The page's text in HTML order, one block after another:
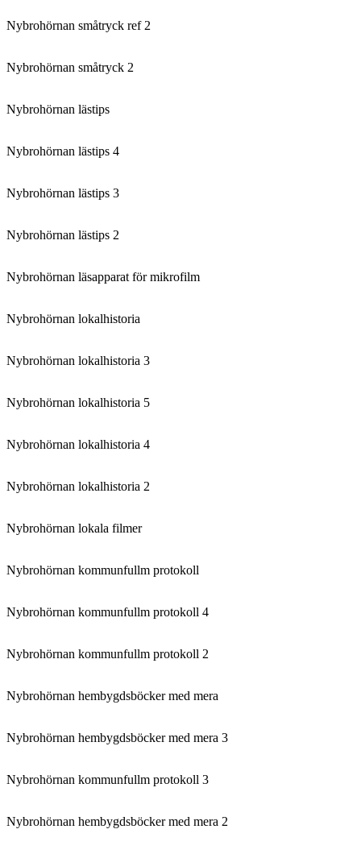
Nybrohörnan småtryck ref 2
Nybrohörnan småtryck 2
Nybrohörnan lästips
Nybrohörnan lästips 4
Nybrohörnan lästips 3
Nybrohörnan lästips 2
Nybrohörnan läsapparat för mikrofilm
Nybrohörnan lokalhistoria
Nybrohörnan lokalhistoria 3
Nybrohörnan lokalhistoria 5
Nybrohörnan lokalhistoria 4
Nybrohörnan lokalhistoria 2
Nybrohörnan lokala filmer
Nybrohörnan kommunfullm protokoll
Nybrohörnan kommunfullm protokoll 4
Nybrohörnan kommunfullm protokoll 2
Nybrohörnan hembygdsböcker med mera
Nybrohörnan hembygdsböcker med mera 3
Nybrohörnan kommunfullm protokoll 3
Nybrohörnan hembygdsböcker med mera 2